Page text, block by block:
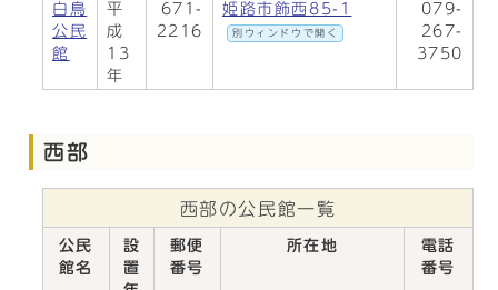
白鳥
公民
館
平
成
13
年
671-
2216
姫路市飾西85-1
別ウィンドウで開く
079-
267-
3750
西部
西部の公民館一覧
公民
館名
設
置
郵便
番号
所在地
電話
番号